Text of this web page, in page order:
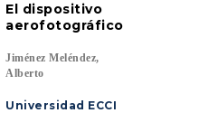
El dispositivo
aerofotográfico
Jiménez Meléndez,
Alberto
Universidad ECCI